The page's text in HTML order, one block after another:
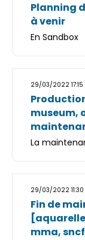
Planning
à venir
En Sandbox
29/03/2022 17:15
museum,
La
29/03/2022 11:30
Fin de
mma,